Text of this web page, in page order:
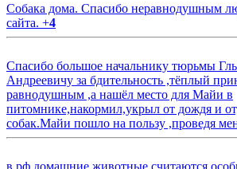
Собака дома. Спасибо неравнодушным
сайта. +4
Спасибо большое начальнику тюрьмы
Андреевичу за бдительность ,тёплый
равнодушным ,а нашёл место для Майи в
питомнике,накормил,укрыл от дождя и
собак.Майи пошло на пользу ,проведя
в рф домашние животные считаются